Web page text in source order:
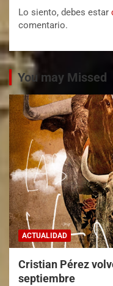
Lo siento, debes estar
comentario.
You may Missed
ACTUALIDAD
Cristian Pérez
septiembre